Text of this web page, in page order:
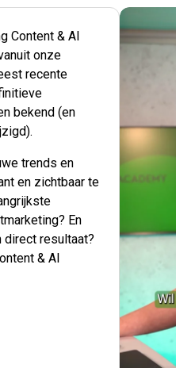
Content & AI
onze
recente
bekend (en
trends en
en zichtbaar te
En
direct resultaat?
& AI